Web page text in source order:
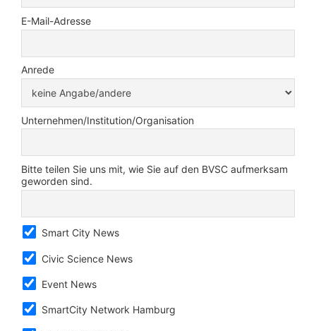
E-Mail-Adresse
Anrede
Unternehmen/Institution/Organisation
Bitte teilen Sie uns mit, wie Sie auf den BVSC aufmerksam
geworden sind.
Smart City News
Civic Science News
Event News
SmartCity Network Hamburg